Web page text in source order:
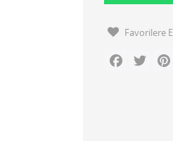
Favorilere
Facebook
Twitter